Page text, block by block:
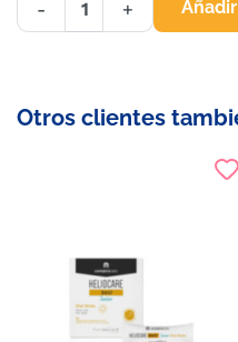
- +
Otros clientes